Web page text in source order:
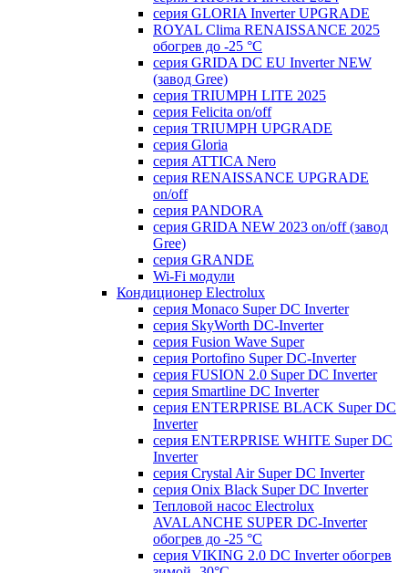
серия GLORIA Inverter UPGRADE
ROYAL Clima RENAISSANCE 2025
обогрев до -25 °С
серия GRIDA DC EU Inverter NEW
(завод Gree)
серия TRIUMPH LITE 2025
серия Felicita on/off
серия TRIUMPH UPGRADE
серия Gloria
серия ATTICA Nero
серия RENAISSANCE UPGRADE
on/off
серия PANDORA
серия GRIDA NEW 2023 on/off (завод
Gree)
серия GRANDE
Wi-Fi модули
Кондиционер Electrolux
серия Monaco Super DC Inverter
серия SkyWorth DC-Inverter
серия Fusion Wave Super
серия Portofino Super DC-Inverter
серия FUSION 2.0 Super DC Іnverter
серия Smartline DC Inverter
серия ENTERPRISE BLACK Super DC
Inverter
серия ENTERPRISE WHITE Super DC
Inverter
серия Crystal Air Super DC Inverter
серия Onix Black Super DC Inverter
Тепловой насос Electrolux
AVALANCHE SUPER DC-Inverter
обогрев до -25 °С
серия VIKING 2.0 DC Inverter обогрев